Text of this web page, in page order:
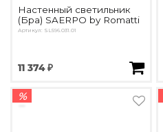
Настенный светильник
(Бра) SAERPO by Romatti
Артикул: SL596.031.01
11 374 ₽
%